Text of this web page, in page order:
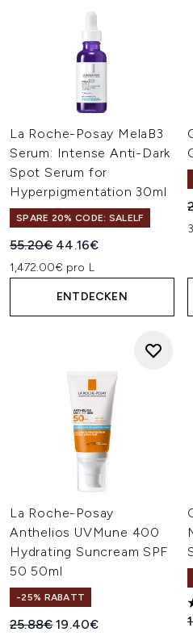
La Roche-Posay MelaB3
Serum: Intense Anti-Dark
Spot Serum for
Hyperpigmentation 30ml
SPARE 20% CODE: SALELF
Unverbindliche
55.20€ Aktueller Preis:
44.16€
1,472.00€ pro L
ENTDECKEN
La Roche-Posay
Anthelios UVMune 400
Hydrating Suncream SPF
50 50ml
-25% RABATT
Unverbindliche
25.88€Aktueller Preis:
19.40€